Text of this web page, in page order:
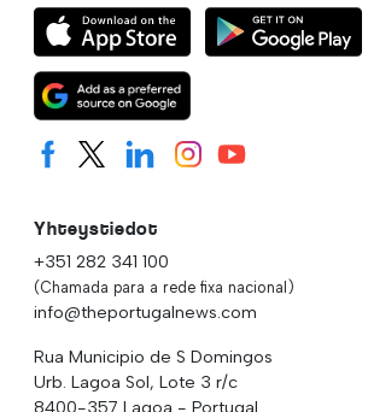
Yhteystiedot
+351 282 341 100
(Chamada para a rede fixa nacional)
info@theportugalnews.com
Rua Municipio de S Domingos
Urb. Lagoa Sol, Lote 3 r/c
8400-357 Lagoa - Portugal